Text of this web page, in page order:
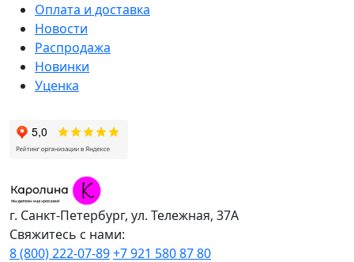
Оплата и доставка
Новости
Распродажа
Новинки
Уценка
г. Санкт-Петербург, ул. Тележная, 37А
Свяжитесь с нами:
8 (800) 222-07-89+7 921 580 87 80